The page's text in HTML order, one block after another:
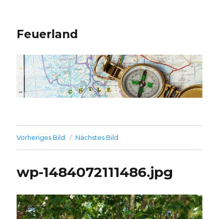
Feuerland
Vorheriges Bild Nächstes Bild
wp-1484072111486.jpg